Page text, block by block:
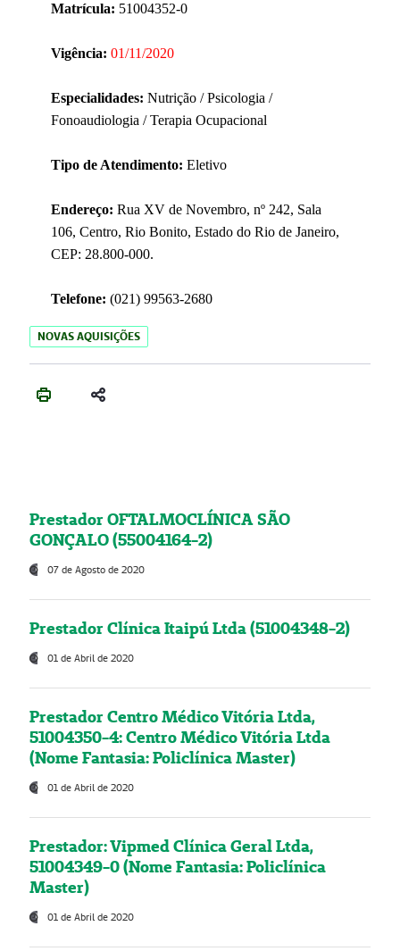
Matrícula: 51004352-0
Vigência: 01/11/2020
Especialidades: Nutrição / Psicologia /
Fonoaudiologia / Terapia Ocupacional
Tipo de Atendimento: Eletivo
Endereço: Rua XV de Novembro, nº 242, Sala
106, Centro, Rio Bonito, Estado do Rio de Janeiro,
CEP: 28.800-000.
Telefone: (021) 99563-2680
NOVAS AQUISIÇÕES
Prestador OFTALMOCLÍNICA SÃO
GONÇALO (55004164-2)
07 de Agosto de 2020
Prestador Clínica Itaipú Ltda (51004348-2)
01 de Abril de 2020
Prestador Centro Médico Vitória Ltda,
51004350-4: Centro Médico Vitória Ltda
(Nome Fantasia: Policlínica Master)
01 de Abril de 2020
Prestador: Vipmed Clínica Geral Ltda,
51004349-0 (Nome Fantasia: Policlínica
Master)
01 de Abril de 2020